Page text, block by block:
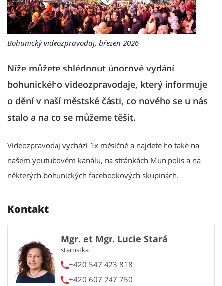
Bohunický videozpravodaj, březen 2026
Níže můžete shlédnout únorové vydání
bohunického videozpravodaje, který informuje
o dění v naší městské části, co nového se u nás
stalo a na co se můžeme těšit.
Videozpravodaj vychází 1x měsíčně a najdete ho také na
našem youtubovém kanálu, na stránkách Munipolis a na
některých bohunických facebookových skupinách.
Kontakt
Mgr. et Mgr. Lucie Stará
starostka
+420 547 423 818
+420 607 247 750